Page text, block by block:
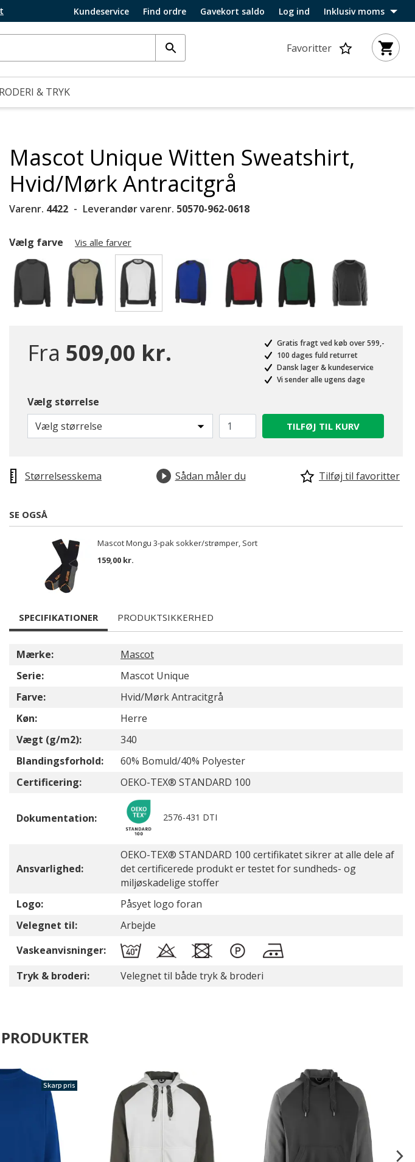
Kundeservice Find ordre Gavekort saldo Log ind Inklusiv moms
Favoritter
& TRYK
Mascot Unique Witten Sweatshirt,
Hvid/Mørk Antracitgrå
Varenr. 4422 Leverandør varenr. 50570-962-0618
Vælg farve Vis alle farver
Fra 509,00 kr.
Gratis fragt ved køb over 599,-
100 dages fuld returret
Dansk lager & kundeservice
Vi sender alle ugens dage
Vælg størrelse
Vælg størrelse
TILFØJ TIL KURV
Størrelsesskema Sådan måler du Tilføj til favoritter
SE OGSÅ
Mascot Mongu 3-pak sokker/strømper, Sort
159,00 kr.
SPECIFIKATIONER PRODUKTSIKKERHED
Mærke:
Mascot
Serie:
Mascot Unique
Farve:
Hvid/Mørk Antracitgrå
Køn:
Herre
Vægt (g/m2):
340
Blandingsforhold:
60% Bomuld/40% Polyester
Certificering:
OEKO-TEX® STANDARD 100
Dokumentation: 2576-431 DTI
Ansvarlighed:
OEKO-TEX® STANDARD 100 certifikatet sikrer at alle dele af
det certificerede produkt er testet for sundheds- og
miljøskadelige stoffer
Logo:
Påsyet logo foran
Velegnet til:
Arbejde
Vaskeanvisninger:
Tryk & broderi:
Velegnet til både tryk & broderi
Skarp pris